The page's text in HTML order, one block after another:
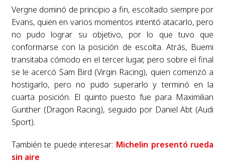
Vergne dominó de principio a fin, escoltado siempre por
Evans, quien en varios momentos intentó atacarlo, pero
no pudo lograr su objetivo, por lo que tuvo que
conformarse con la posición de escolta. Atrás, Buemi
transitaba cómodo en el tercer lugar, pero sobre el final
se le acercó Sam Bird (Virgin Racing), quien comenzó a
hostigarlo, pero no pudo superarlo y terminó en la
cuarta posición. El quinto puesto fue para Maximilian
Gunther (Dragon Racing), seguido por Daniel Abt (Audi
Sport).
También te puede interesar: Michelin presentó rueda
sin aire